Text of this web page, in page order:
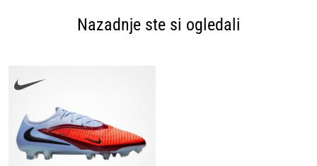
Nazadnje ste si ogledali